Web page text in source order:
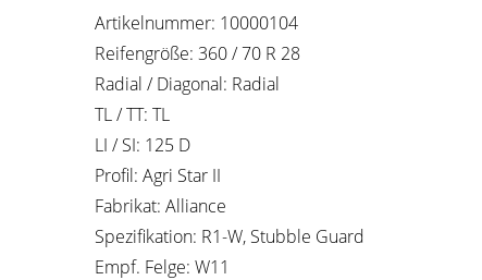
Artikelnummer: 10000104
Reifengröße: 360 / 70 R 28
Radial / Diagonal: Radial
TL / TT: TL
LI / SI: 125 D
Profil: Agri Star II
Fabrikat: Alliance
Spezifikation: R1-W, Stubble Guard
Empf. Felge: W11